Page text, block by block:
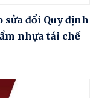
sửa đổi Quy định
nhựa tái chế